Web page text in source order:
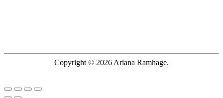
Copyright © 2026 Ariana Ramhage.